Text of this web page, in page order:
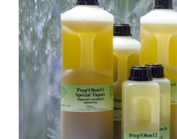
variations.
Les
options
peuvent
être
choisies
sur
la
page